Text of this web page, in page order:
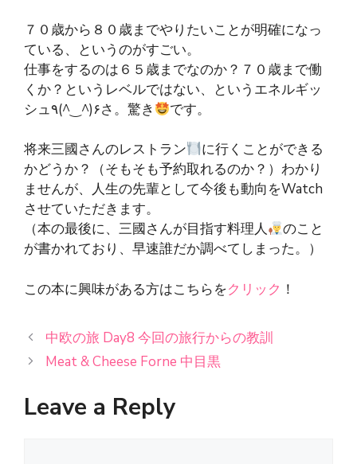
７０歳から８０歳までやりたいことが明確になっ
ている、というのがすごい。
仕事をするのは６５歳までなのか？７０歳まで働
くか？というレベルではない、というエネルギッ
シュ٩(^‿^)۶さ。驚き
です。
将来三國さんのレストラン
に行くことができる
かどうか？（そもそも予約取れるのか？）わかり
ませんが、人生の先輩として今後も動向をWatch
させていただきます。
（本の最後に、三國さんが目指す料理人
のこと
が書かれており、早速誰だか調べてしまった。）
この本に興味がある方はこちらをクリック ！
中欧の旅 Day8 今回の旅行からの教訓
Meat & Cheese Forne 中目黒
Leave a Reply